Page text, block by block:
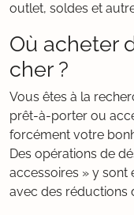
outlet, soldes et
Où acheter
cher ?
Vous êtes à la
prêt-à-porter ou
forcément votre
Des opérations de
accessoires » y sont
avec des réductions